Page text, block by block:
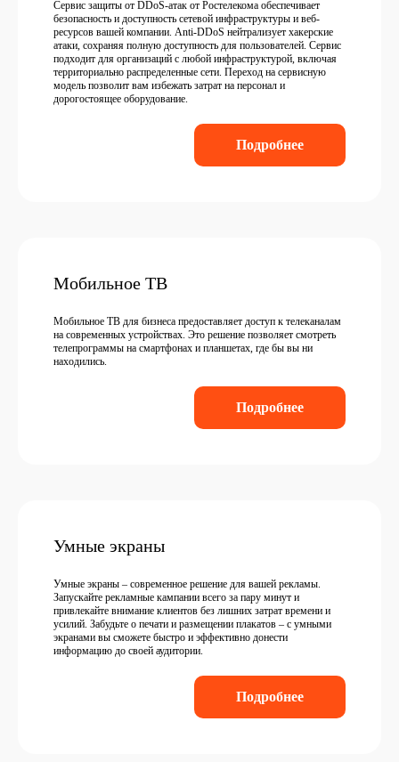
Сервис защиты от DDoS-атак от Ростелекома обеспечивает
безопасность и доступность сетевой инфраструктуры и веб-
ресурсов вашей компании. Anti-DDoS нейтрализует хакерские
атаки, сохраняя полную доступность для пользователей. Сервис
подходит для организаций с любой инфраструктурой, включая
территориально распределенные сети. Переход на сервисную
модель позволит вам избежать затрат на персонал и
дорогостоящее оборудование.
Подробнее
Мобильное ТВ
Мобильное ТВ для бизнеса предоставляет доступ к телеканалам
на современных устройствах. Это решение позволяет смотреть
телепрограммы на смартфонах и планшетах, где бы вы ни
находились.
Подробнее
Умные экраны
Умные экраны – современное решение для вашей рекламы.
Запускайте рекламные кампании всего за пару минут и
привлекайте внимание клиентов без лишних затрат времени и
усилий. Забудьте о печати и размещении плакатов – с умными
экранами вы сможете быстро и эффективно донести
информацию до своей аудитории.
Подробнее